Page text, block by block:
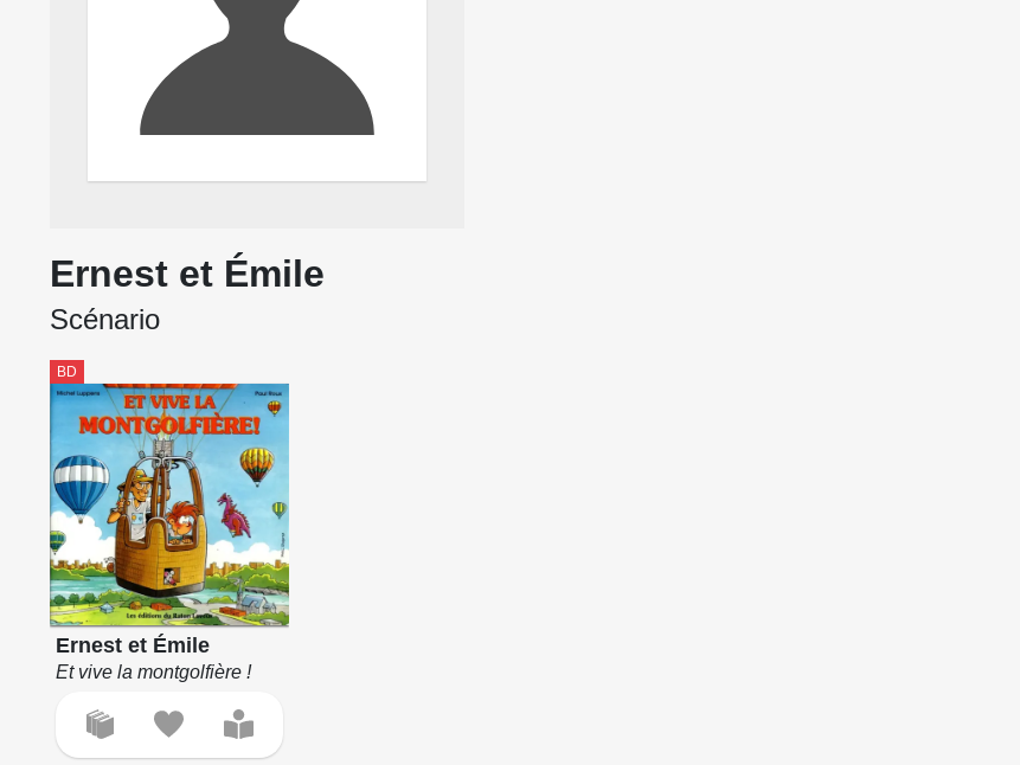
Ernest et Émile
Scénario
BD
Ernest et Émile
Et vive la montgolfière !